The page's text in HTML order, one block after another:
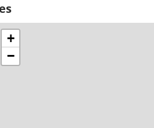
+
−